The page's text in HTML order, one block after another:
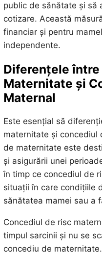
public de sănătate și să
cotizare. Această
financiar și pentru
independente.
Diferențele
Maternitate și
Maternal
Este esențial să
maternitate și concediul
de maternitate este
și asigurării unei
în timp ce concediul de
situații în care condițiile
sănătatea mamei sau a
Concediul de risc
timpul sarcinii și nu se
concediu de